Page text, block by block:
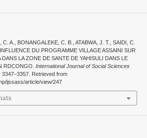
A., BONANGALEKE, C. B., ATABWA, J. T., SAIDI, C.
DU PROGRAMME VILLAGE ASSAINI SUR
DANS LA ZONE DE SANTE DE YAHISULI DANS LE
RDCONGO. International Journal of Social Sciences
3347–3357. Retrieved from
ijssass/article/view/247